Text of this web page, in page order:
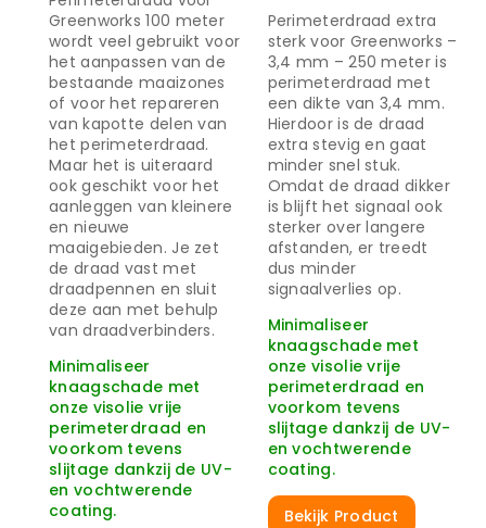
Greenworks 100 meter
wordt veel gebruikt voor
het aanpassen van de
bestaande maaizones
of voor het repareren
van kapotte delen van
het perimeterdraad.
Maar het is uiteraard
ook geschikt voor het
aanleggen van kleinere
en nieuwe
maaigebieden. Je zet
de draad vast met
draadpennen en sluit
deze aan met behulp
van draadverbinders.
Minimaliseer
knaagschade met
onze visolie vrije
perimeterdraad en
voorkom tevens
slijtage dankzij de UV-
en vochtwerende
coating.
Perimeterdraad extra
sterk voor Greenworks –
3,4 mm – 250 meter is
perimeterdraad met
een dikte van 3,4 mm.
Hierdoor is de draad
extra stevig en gaat
minder snel stuk.
Omdat de draad dikker
is blijft het signaal ook
sterker over langere
afstanden, er treedt
dus minder
signaalverlies op.
Minimaliseer
knaagschade met
onze visolie vrije
perimeterdraad en
voorkom tevens
slijtage dankzij de UV-
en vochtwerende
coating.
Bekijk Product